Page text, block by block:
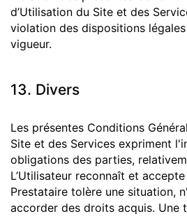
d’Utilisation du Site et des
violation des dispositions
vigueur.
13. Divers
Les présentes Conditions
Site et des Services expriment
obligations des parties,
L’Utilisateur reconnaît et
Prestataire tolère une situation,
accorder des droits acquis. Une